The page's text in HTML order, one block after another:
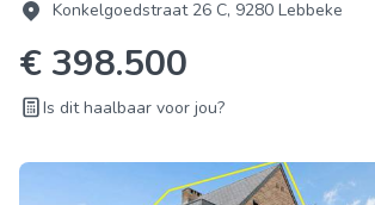
Konkelgoedstraat 26 C, 9280 Lebbeke
€ 398.500
Is dit haalbaar voor jou?